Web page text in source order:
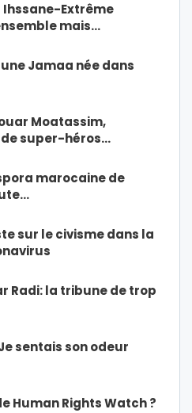
Ihssane-Extrême
mais…
Jamaa née dans
Moatassim,
super-héros…
marocaine de
sur le civisme dans la
Radi: la tribune de trop
sentais son odeur
Human Rights Watch ?